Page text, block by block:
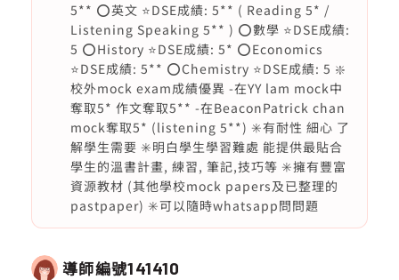
5** ⭕️英文 ⭐️DSE成績: 5** ( Reading 5* /
Listening Speaking 5** ) ⭕️數學 ⭐️DSE成績:
5 ⭕️History ⭐️DSE成績: 5* ⭕️Economics
⭐️DSE成績: 5** ⭕️Chemistry ⭐️DSE成績: 5 ❇️
校外mock exam成績優異 -在YY lam mock中
奪取5* 作文奪取5** -在BeaconPatrick chan
mock奪取5* (listening 5**) ✳️有耐性 細心 了
解學生需要 ✳️明白學生學習難處 能提供最貼合
學生的溫書計畫, 練習, 筆記,技巧等 ✳️擁有豐富
資源教材 (其他學校mock papers及已整理的
pastpaper) ✳️可以隨時whatsapp問問題
導師編號141410